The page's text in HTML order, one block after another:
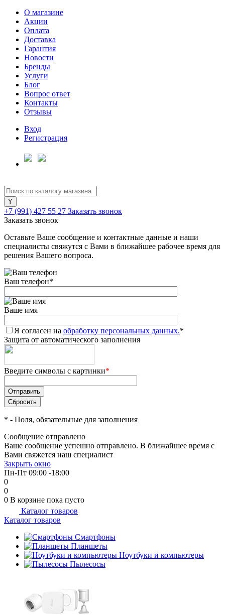
О магазине
Акции
Оплата
Доставка
Гарантия
Новости
Бренды
Услуги
Блог
Вопрос ответ
Контакты
Отзывы
Вход
Регистрация
+7 (991) 427 55 27 Заказать звонок
Заказать звонок
Оставьте Ваше сообщение и контактные данные и наши
специалисты свяжутся с Вами в ближайшее рабочее время для
решения Вашего вопроса.
Ваш телефон*
Ваше имя
Я согласен на обработку персональных данных.*
Защита от автоматического заполнения
Введите символы с картинки*
* - Поля, обязательные для заполнения
Сообщение отправлено
Ваше сообщение успешно отправлено. В ближайшее время с
Вами свяжется наш специалист
Закрыть окно
Пн-Пт 09:00 -18:00
0
0
0 В корзине пока пусто
Каталог товаров
Каталог товаров
Смартфоны
Планшеты
Ноутбуки и компьютеры
Пылесосы
Для клиентов всех банков
Разбейте
оплатуна части
без переплат
График платежей
Сегодня
25%
Добавляйте товары
в корзину
Оплачивайте сегодня только
25% картой любого банка
Получайте товар
выбранный способом
Оставшиеся75% будут
списыватьсяс вашей карты
по
Подробнее
об оплате Плайтом
недели
plait.ru